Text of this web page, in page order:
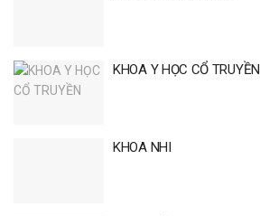
KHOA Y HỌC CỔ TRUYỀN
KHOA NHI